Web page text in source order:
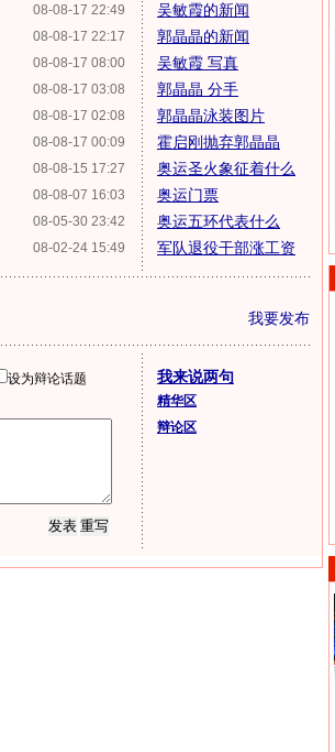
08-08-17 22:49
08-08-17 22:17
08-08-17 08:00
08-08-17 03:08
08-08-17 02:08
08-08-17 00:09
08-08-15 17:27
08-08-07 16:03
08-05-30 23:42
08-02-24 15:49
吴敏霞的新闻
郭晶晶的新闻
吴敏霞 写真
郭晶晶 分手
郭晶晶泳装图片
霍启刚抛弃郭晶晶
奥运圣火象征着什么
奥运门票
奥运五环代表什么
军队退役干部涨工资
我要发布
设为辩论话题
我来说两句
精华区
辩论区